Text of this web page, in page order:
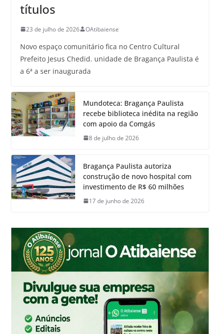
títulos
23 de julho de 2026 OAtibaiense
Novo espaço comunitário fica no Centro Cultural
Prefeito Jesus Chedid. unidade de Bragança Paulista é
a 6ª a ser inaugurada
Mundoteca: Bragança Paulista
recebe biblioteca inédita na região
com apoio da Comgás
8 de julho de 2026
Bragança Paulista autoriza
construção de novo hospital com
investimento de R$ 60 milhões
17 de junho de 2026